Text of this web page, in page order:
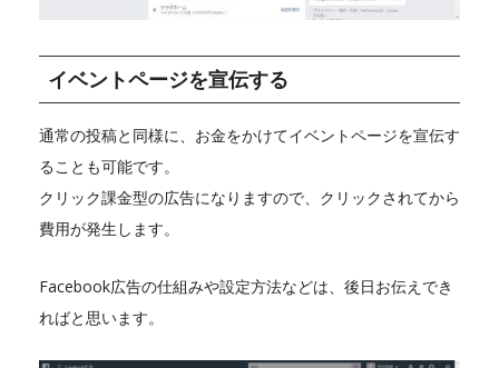
イベントページを宣伝する
通常の投稿と同様に、お金をかけてイベントページを宣伝す
ることも可能です。
クリック課金型の広告になりますので、クリックされてから
費用が発生します。
Facebook広告の仕組みや設定方法などは、後日お伝えでき
ればと思います。